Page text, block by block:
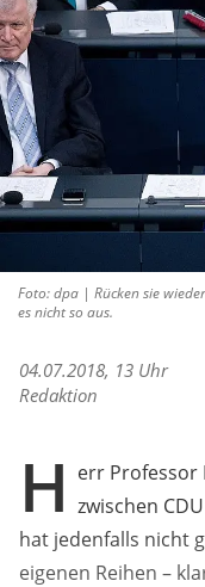
Foto: dpa | Rücken sie
es nicht so aus.
04.07.2018, 13 Uhr
Redaktion
H err Professor
zwischen
hat jedenfalls nicht
eigenen Reihen –